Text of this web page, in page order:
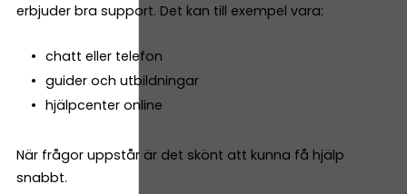
erbjuder bra support. Det kan till exempel vara:
chatt eller telefon
guider och utbildningar
hjälpcenter online
När frågor uppstår är det skönt att kunna få hjälp
snabbt.